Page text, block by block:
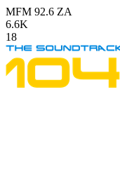
MFM 92.6 ZA
6.6K
18